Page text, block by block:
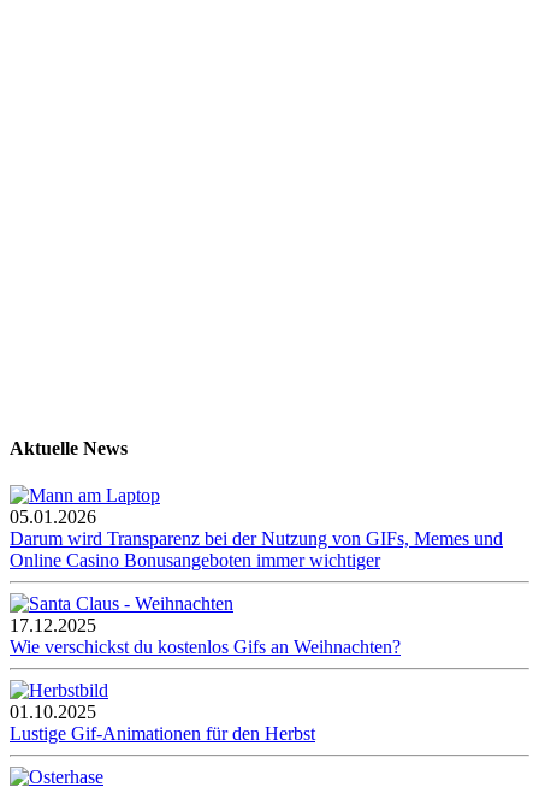
Aktuelle News
05.01.2026
Darum wird Transparenz bei der Nutzung von GIFs, Memes und
Online Casino Bonusangeboten immer wichtiger
17.12.2025
Wie verschickst du kostenlos Gifs an Weihnachten?
01.10.2025
Lustige Gif-Animationen für den Herbst